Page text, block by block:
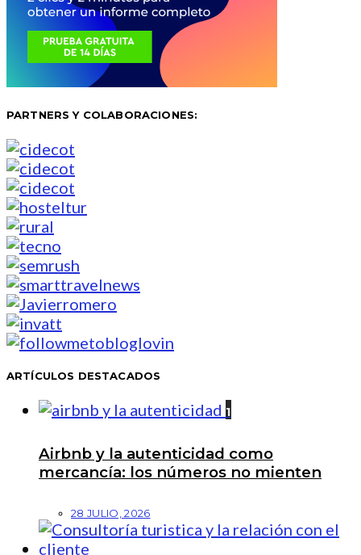
PARTNERS Y COLABORACIONES:
ARTÍCULOS DESTACADOS
1
Airbnb y la autenticidad como
mercancía: los números no mienten
28 JULIO, 2026